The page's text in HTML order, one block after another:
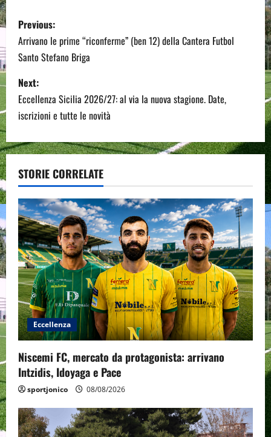
P
o
s
t
n
a
v
i
g
a
t
i
o
n
Previous:
Arrivano le prime “riconferme” (ben 12) della Cantera Futbol
Santo Stefano Briga
Next:
Eccellenza Sicilia 2026/27: al via la nuova stagione. Date,
iscrizioni e tutte le novità
STORIE CORRELATE
Eccellenza
Niscemi FC, mercato da protagonista: arrivano
Intzidis, Idoyaga e Pace
sportjonico 08/08/2026